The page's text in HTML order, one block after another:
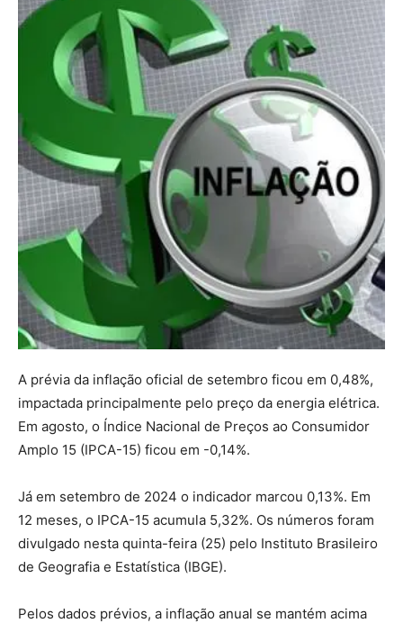
A prévia da inflação oficial de setembro ficou em 0,48%,
impactada principalmente pelo preço da energia elétrica.
Em agosto, o Índice Nacional de Preços ao Consumidor
Amplo 15 (IPCA-15) ficou em -0,14%.
Já em setembro de 2024 o indicador marcou 0,13%. Em
12 meses, o IPCA-15 acumula 5,32%. Os números foram
divulgado nesta quinta-feira (25) pelo Instituto Brasileiro
de Geografia e Estatística (IBGE).
Pelos dados prévios, a inflação anual se mantém acima